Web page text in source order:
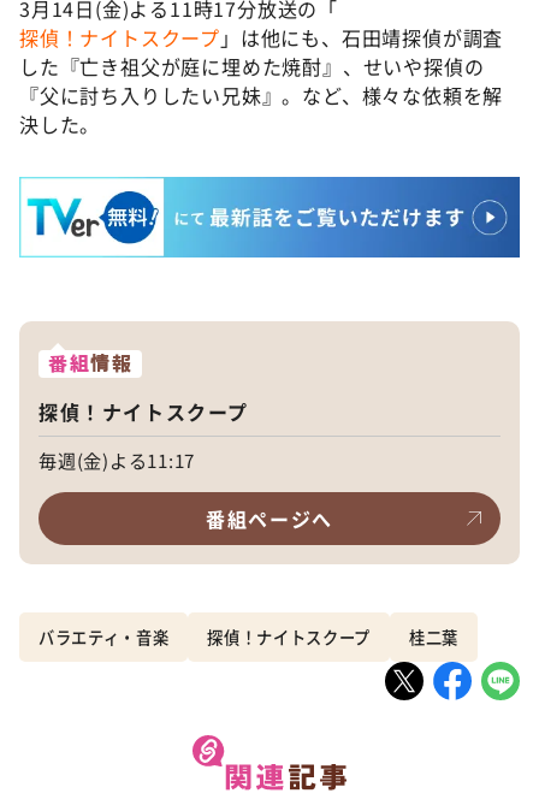
3月14日(金)よる11時17分放送の「
探偵！ナイトスクープ 」は他にも、石田靖探偵が調査
した『亡き祖父が庭に埋めた焼酎』、せいや探偵の
『父に討ち入りしたい兄妹』。など、様々な依頼を解
決した。
番組情報
探偵！ナイトスクープ
毎週(金)よる11:17
番組ページへ
バラエティ・音楽 探偵！ナイトスクープ 桂二葉